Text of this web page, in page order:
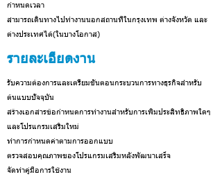
กำหนดเวลา
สามารถเดินทางไปทำงานนอกสถานที่ในกรุงเทพ ต่างจังหวัด และ
ต่างประเทศได้(ในบางโอกาส)
รายละเอียดงาน
รับความต้องการและเตรียมขั้นตอนกระบวนการทางธุรกิจสำหรับ
ต้นแบบปัจจุบัน
สร้างเอกสารข้อกำหนดการทำงานสำหรับการเพิ่มประสิทธิภาพใดๆ
และโปรแกรมเสริมใหม่
ทำการกำหนดค่าตามการออกแบบ
ตรวจสอบคุณภาพของโปรแกรมเสริมหลังพัฒนาเสร็จ
จัดทำคู่มือการใช้งาน